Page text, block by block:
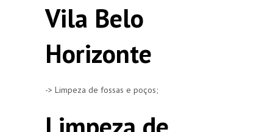
Vila Belo
Horizonte
-> Limpeza de fossas e poços;